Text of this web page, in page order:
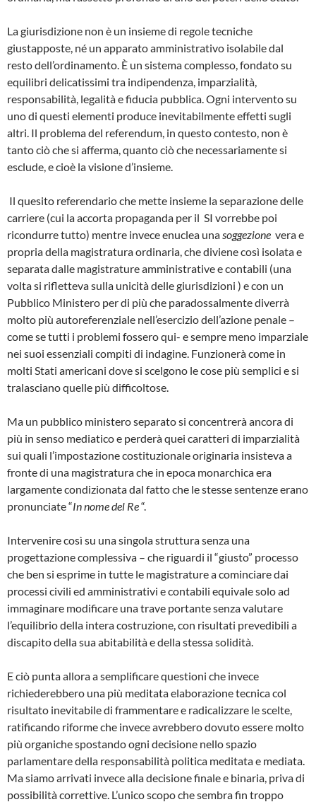
La giurisdizione non è un insieme di regole tecniche
giustapposte, né un apparato amministrativo isolabile dal
resto dell’ordinamento. È un sistema complesso, fondato su
equilibri delicatissimi tra indipendenza, imparzialità,
responsabilità, legalità e fiducia pubblica. Ogni intervento su
uno di questi elementi produce inevitabilmente effetti sugli
altri. Il problema del referendum, in questo contesto, non è
tanto ciò che si afferma, quanto ciò che necessariamente si
esclude, e cioè la visione d’insieme.
Il quesito referendario che mette insieme la separazione delle
carriere (cui la accorta propaganda per il SI vorrebbe poi
ricondurre tutto) mentre invece enuclea una soggezione vera e
propria della magistratura ordinaria, che diviene così isolata e
separata dalle magistrature amministrative e contabili (una
volta si rifletteva sulla unicità delle giurisdizioni ) e con un
Pubblico Ministero per di più che paradossalmente diverrà
molto più autoreferenziale nell’esercizio dell’azione penale –
come se tutti i problemi fossero qui- e sempre meno imparziale
nei suoi essenziali compiti di indagine. Funzionerà come in
molti Stati americani dove si scelgono le cose più semplici e si
tralasciano quelle più difficoltose.
Ma un pubblico ministero separato si concentrerà ancora di
più in senso mediatico e perderà quei caratteri di imparzialità
sui quali l’impostazione costituzionale originaria insisteva a
fronte di una magistratura che in epoca monarchica era
largamente condizionata dal fatto che le stesse sentenze erano
pronunciate “In nome del Re“.
Intervenire così su una singola struttura senza una
progettazione complessiva – che riguardi il “giusto” processo
che ben si esprime in tutte le magistrature a cominciare dai
processi civili ed amministrativi e contabili equivale solo ad
immaginare modificare una trave portante senza valutare
l’equilibrio della intera costruzione, con risultati prevedibili a
discapito della sua abitabilità e della stessa solidità.
E ciò punta allora a semplificare questioni che invece
richiederebbero una più meditata elaborazione tecnica col
risultato inevitabile di frammentare e radicalizzare le scelte,
ratificando riforme che invece avrebbero dovuto essere molto
più organiche spostando ogni decisione nello spazio
parlamentare della responsabilità politica meditata e mediata.
Ma siamo arrivati invece alla decisione finale e binaria, priva di
possibilità correttive. L’unico scopo che sembra fin troppo